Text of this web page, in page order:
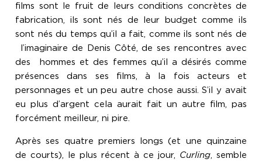
films sont le fruit de leurs conditions concrètes de
fabrication, ils sont nés de leur budget comme ils
sont nés du temps qu’il a fait, comme ils sont nés de
l’imaginaire de Denis Côté, de ses rencontres avec
des hommes et des femmes qu’il a désirés comme
présences dans ses films, à la fois acteurs et
personnages et un peu autre chose aussi. S’il y avait
eu plus d’argent cela aurait fait un autre film, pas
forcément meilleur, ni pire.
Après ses quatre premiers longs (et une quinzaine
de courts), le plus récent à ce jour, Curling, semble